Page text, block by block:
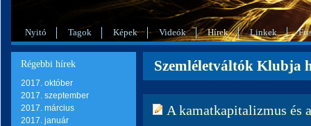
Nyitó Tagok Képek Videók Hírek Linkek
Régebbi hírek
2017. október
2017. szeptember
2017. március
2017. január
Szemléletváltók Klubja
A kamatkapitalizmus és